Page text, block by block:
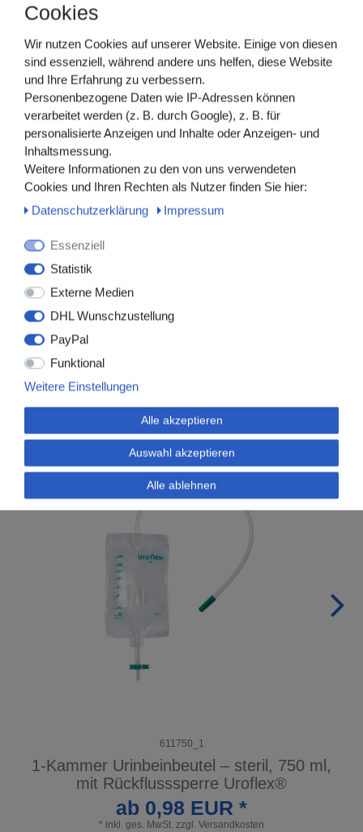
Latexfrei,
Der Versand erfolgt in neutraler Versandverpackung.
Folgende Varianten sind in unserem Shop verfügbar
(siehe Tabelle):
Artikel, die Ihnen ebenfalls gefallen könnten:
611750_1
1-Kammer Urinbeinbeutel – steril, 750 ml,
mit Rückflusssperre Uroflex®
ab 0,98 EUR *
* inkl. ges. MwSt. zzgl. Versandkosten
Cookies
Wir nutzen Cookies auf unserer Website. Einige von diesen
sind essenziell, während andere uns helfen, diese Website
und Ihre Erfahrung zu verbessern.
Personenbezogene Daten wie IP-Adressen können
verarbeitet werden (z. B. durch Google), z. B. für
personalisierte Anzeigen und Inhalte oder Anzeigen- und
Inhaltsmessung.
Weitere Informationen zu den von uns verwendeten
Cookies und Ihren Rechten als Nutzer finden Sie hier:
Daten­schutz­erklärung
Impressum
Essenziell
Statistik
Externe Medien
DHL Wunschzustellung
PayPal
Funktional
Weitere Einstellungen
Alle akzeptieren
Auswahl akzeptieren
Alle ablehnen